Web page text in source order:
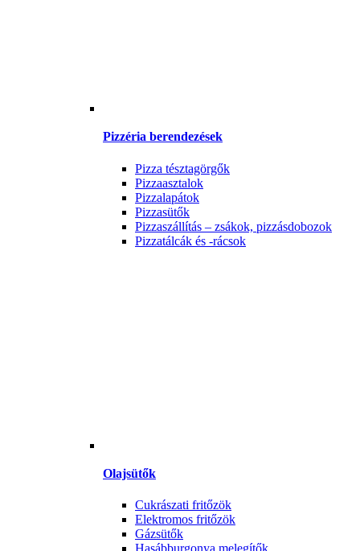
Pizzéria berendezések
Pizza tésztagörgők
Pizzaasztalok
Pizzalapátok
Pizzasütők
Pizzaszállítás – zsákok, pizzásdobozok
Pizzatálcák és -rácsok
Olajsütők
Cukrászati fritőzök
Elektromos fritőzök
Gázsütők